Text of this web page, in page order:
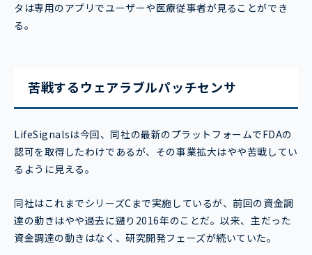
タは専用のアプリでユーザーや医療従事者が見ることができ
る。
苦戦するウェアラブルパッチセンサ
LifeSignalsは今回、同社の最新のプラットフォームでFDAの
認可を取得したわけであるが、その事業拡大はやや苦戦してい
るように見える。
同社はこれまでシリーズCまで実施しているが、前回の資金調
達の動きはやや過去に遡り2016年のことだ。以来、主だった
資金調達の動きはなく、研究開発フェーズが続いていた。